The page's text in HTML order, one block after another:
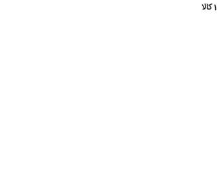
1کالا